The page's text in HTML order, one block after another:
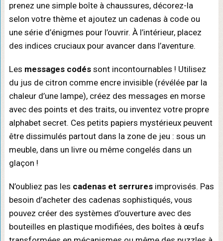
prenez une simple boîte à chaussures, décorez-la
selon votre thème et ajoutez un cadenas à code ou
une série d’énigmes pour l’ouvrir. À l’intérieur, placez
des indices cruciaux pour avancer dans l’aventure.
Les messages codéssont incontournables ! Utilisez
du jus de citron comme encre invisible (révélée par la
chaleur d’une lampe), créez des messages en morse
avec des points et des traits, ou inventez votre propre
alphabet secret. Ces petits papiers mystérieux peuvent
être dissimulés partout dans la zone de jeu : sous un
meuble, dans un livre ou même congelés dans un
glaçon !
N’oubliez pas les cadenas et serruresimprovisés. Pas
besoin d’acheter des cadenas sophistiqués, vous
pouvez créer des systèmes d’ouverture avec des
bouteilles en plastique modifiées, des boîtes à œufs